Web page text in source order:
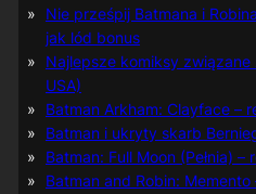
Nie prześpij Batmana i
jak lód bonus
Najlepsze komiksy
USA)
Batman Arkham: Clayface –
Batman i ukryty skarb
Batman: Full Moon (Pełnia) –
Batman and Robin: Memento